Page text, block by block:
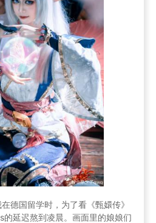
德国留学时，为了看《甄嬛传》
延迟熬到凌晨。画面里的娘娘们